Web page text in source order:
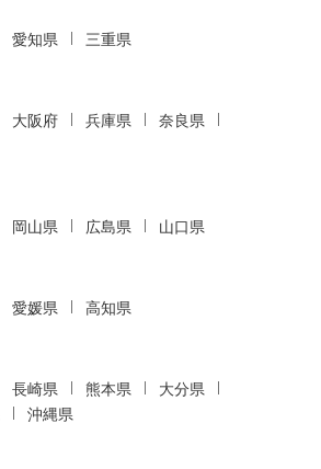
愛知県 三重県
大阪府 兵庫県
奈良県
岡山県 広島県 山口県
愛媛県 高知県
長崎県 熊本県
大分県
沖縄県